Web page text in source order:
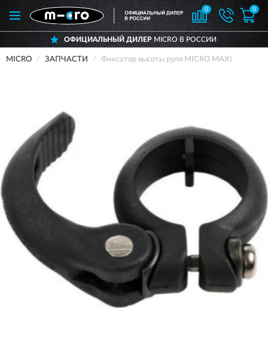
0 0
ОФИЦИАЛЬНЫЙ ДИЛЕР MICRO В РОССИИ
MICRO ЗАПЧАСТИ Фиксатор высоты руля MICRO MAXI